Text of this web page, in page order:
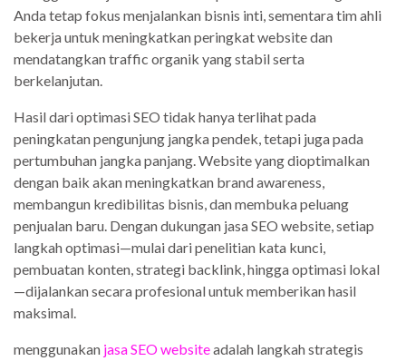
Anda tetap fokus menjalankan bisnis inti, sementara tim ahli
bekerja untuk meningkatkan peringkat website dan
mendatangkan traffic organik yang stabil serta
berkelanjutan.
Hasil dari optimasi SEO tidak hanya terlihat pada
peningkatan pengunjung jangka pendek, tetapi juga pada
pertumbuhan jangka panjang. Website yang dioptimalkan
dengan baik akan meningkatkan brand awareness,
membangun kredibilitas bisnis, dan membuka peluang
penjualan baru. Dengan dukungan jasa SEO website, setiap
langkah optimasi—mulai dari penelitian kata kunci,
pembuatan konten, strategi backlink, hingga optimasi lokal
—dijalankan secara profesional untuk memberikan hasil
maksimal.
menggunakan jasa SEO websiteadalah langkah strategis